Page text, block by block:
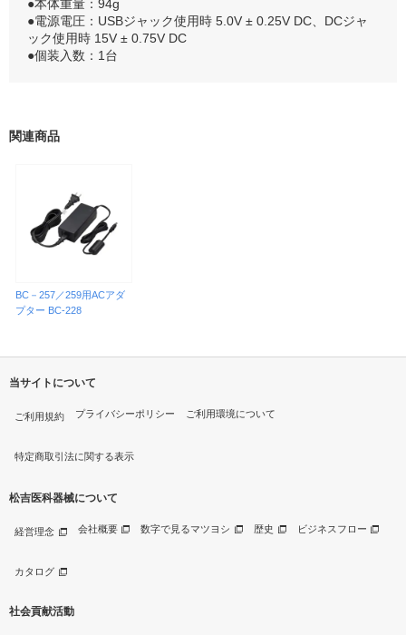
●本体重量：94g
●電源電圧：USBジャック使用時 5.0V ± 0.25V DC、DCジャ
ック使用時 15V ± 0.75V DC
●個装入数：1台
関連商品
BC－257／259用ACアダ
プター BC-228
当サイトについて
ご利用規約 プライバシーポリシー ご利用環境について
特定商取引法に関する表示
松吉医科器械について
経営理念 会社概要 数字で見るマツヨシ 歴史 ビジネスフロー
カタログ
社会貢献活動